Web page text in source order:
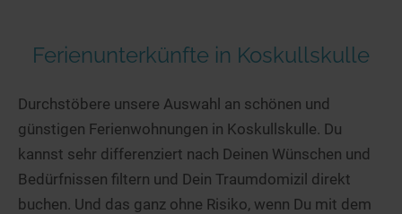
Ferienunterkünfte in Koskullskulle
Durchstöbere unsere Auswahl an schönen und
günstigen Ferienwohnungen in Koskullskulle. Du
kannst sehr differenziert nach Deinen Wünschen und
Bedürfnissen filtern und Dein Traumdomizil direkt
buchen. Und das ganz ohne Risiko, wenn Du mit dem